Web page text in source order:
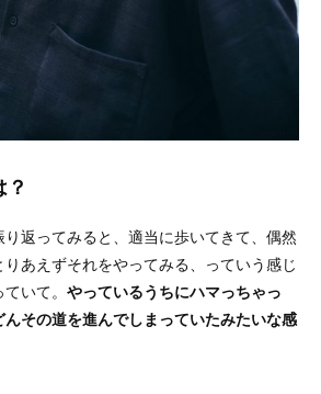
り返ってみると、適当に歩いてきて、偶然
あえずそれをやってみる、っていう感じ
いて。 やっているうちにハマっちゃっ
その道を進んでしまっていたみたいな感